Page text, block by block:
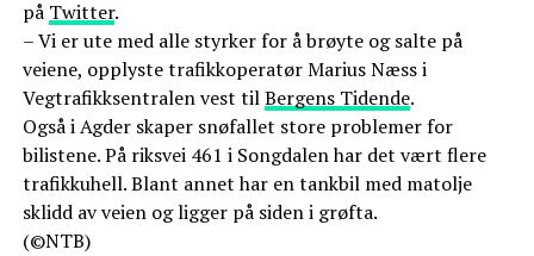
på Twitter.
– Vi er ute med alle styrker for å brøyte og salte på
veiene, opplyste trafikkoperatør Marius Næss i
Vegtrafikksentralen vest tilBergens Tidende.
Også i Agder skaper snøfallet store problemer for
bilistene. På riksvei 461 i Songdalen har det vært flere
trafikkuhell. Blant annet har en tankbil med matolje
sklidd av veien og ligger på siden i grøfta.
(©NTB)